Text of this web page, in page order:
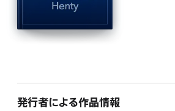
発行者による作品情報